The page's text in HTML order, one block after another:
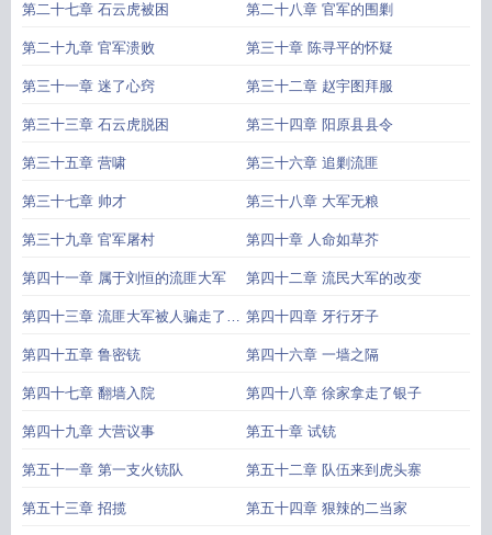
第二十七章 石云虎被困 第二十八章 官军的围剿
第二十九章 官军溃败 第三十章 陈寻平的怀疑
第三十一章 迷了心窍 第三十二章 赵宇图拜服
第三十三章 石云虎脱困 第三十四章 阳原县县令
第三十五章 营啸 第三十六章 追剿流匪
第三十七章 帅才 第三十八章 大军无粮
第三十九章 官军屠村 第四十章 人命如草芥
第四十一章 属于刘恒的流匪大军 第四十二章 流民大军的改变
第四十三章 流匪大军被人骗走了银
子
第四十四章 牙行牙子
第四十五章 鲁密铳 第四十六章 一墙之隔
第四十七章 翻墙入院 第四十八章 徐家拿走了银子
第四十九章 大营议事 第五十章 试铳
第五十一章 第一支火铳队 第五十二章 队伍来到虎头寨
第五十三章 招揽 第五十四章 狠辣的二当家